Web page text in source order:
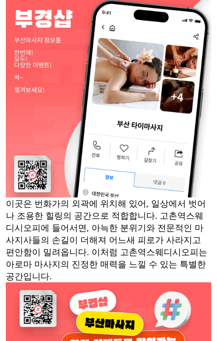
이곳은 번화가의 외곽에 위치해 있어, 일상에서 벗어
나 조용한 힐링의 공간으로 적합합니다. 고촌역스웨
디시오피에 들어서면, 아늑한 분위기와 전문적인 마
사지사들의 손길이 더해져 어느새 피로가 사라지고
편안함이 밀려옵니다. 이처럼 고촌역스웨디시오피는
아로마 마사지의 진정한 매력을 느낄 수 있는 특별한
공간입니다.